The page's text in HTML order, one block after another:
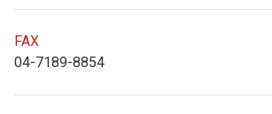
FAX
04-7189-8854